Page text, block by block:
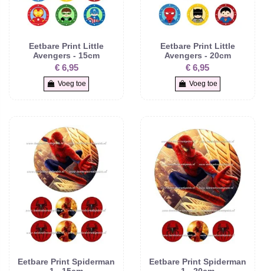
Eetbare Print Little
Avengers - 15cm
€ 6,95
Voeg toe
Eetbare Print Little
Avengers - 20cm
€ 6,95
Voeg toe
Eetbare Print Spiderman
Eetbare Print Spiderman